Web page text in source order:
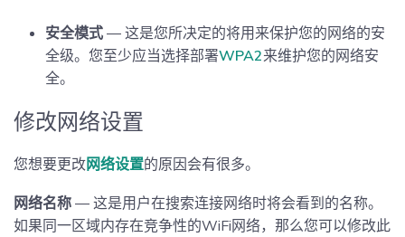
安全模式— 这是您所决定的将用来保护您的网络的安
全级。您至少应当选择部署WPA2来维护您的网络安
全。
修改网络设置
您想要更改网络设置的原因会有很多。
网络名称— 这是用户在搜索连接网络时将会看到的名称。
如果同一区域内存在竞争性的WiFi网络，那么您可以修改此